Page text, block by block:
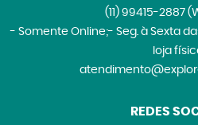
(11)99415-2887
- Somente Online;- Seg. à Sexta
loja
REDES